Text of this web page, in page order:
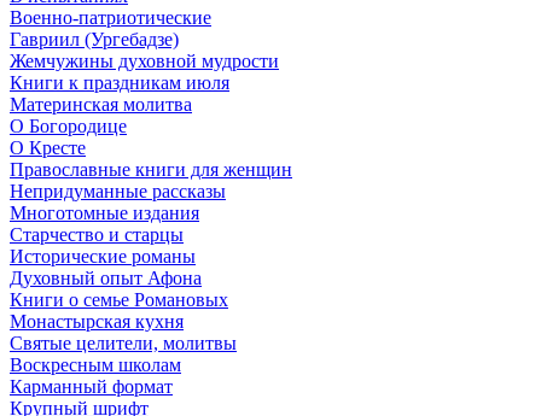
Военно-патриотические
Гавриил (Ургебадзе)
Жемчужины духовной мудрости
Книги к праздникам июля
Материнская молитва
О Богородице
О Кресте
Православные книги для женщин
Непридуманные рассказы
Многотомные издания
Старчество и старцы
Исторические романы
Духовный опыт Афона
Книги о семье Романовых
Монастырская кухня
Святые целители, молитвы
Воскресным школам
Карманный формат
Крупный шрифт